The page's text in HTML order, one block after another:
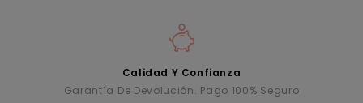
Calidad Y Confianza
Garantía De Devolución. Pago 100% Seguro